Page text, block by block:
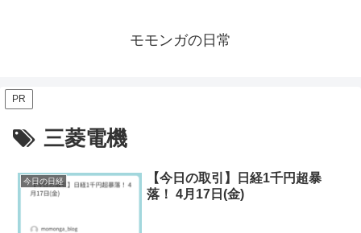
モモンガの日常
PR
三菱電機
今日の日経
【今日の取引】日経1千円超暴
落！ 4月17日(金)